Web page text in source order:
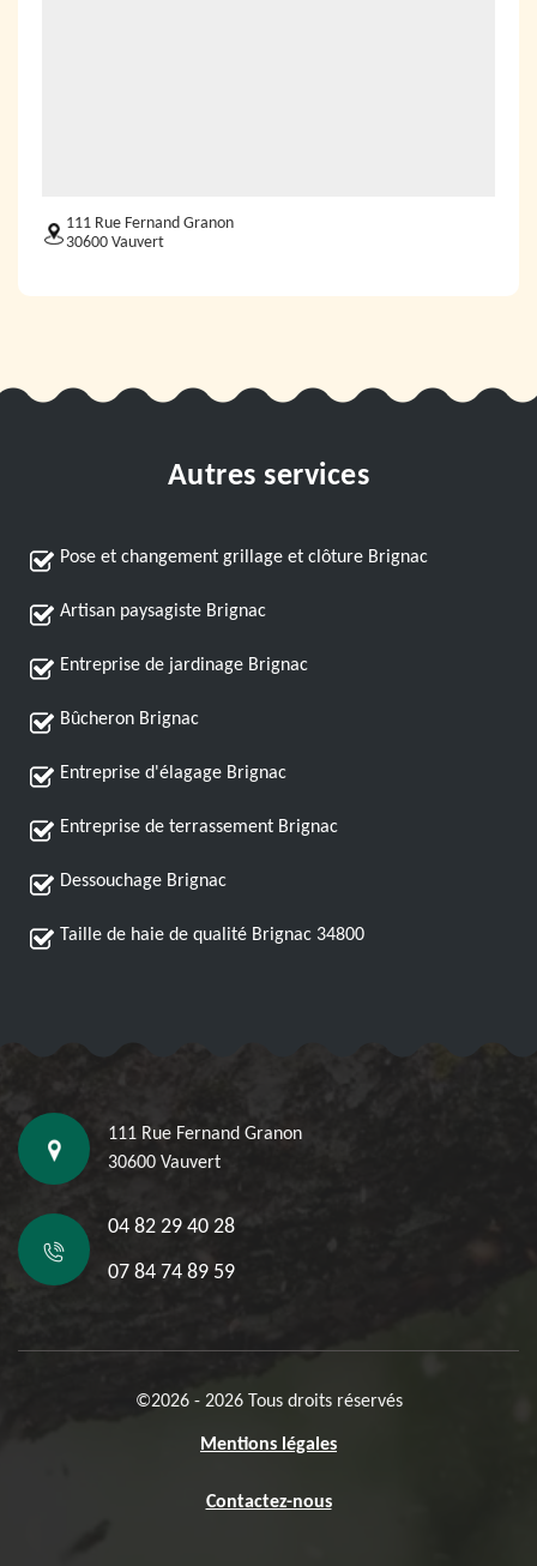
111 Rue Fernand Granon
30600 Vauvert
Autres services
Pose et changement grillage et clôture Brignac
Artisan paysagiste Brignac
Entreprise de jardinage Brignac
Bûcheron Brignac
Entreprise d'élagage Brignac
Entreprise de terrassement Brignac
Dessouchage Brignac
Taille de haie de qualité Brignac 34800
111 Rue Fernand Granon
30600 Vauvert
04 82 29 40 28
07 84 74 89 59
©2026 - 2026 Tous droits réservés
Mentions légales
Contactez-nous